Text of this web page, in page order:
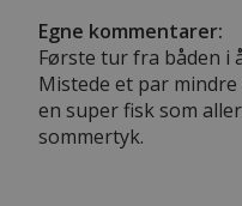
Egne kommentarer:
Første tur fra båden i
Mistede et par
en super fisk som
sommertyk.